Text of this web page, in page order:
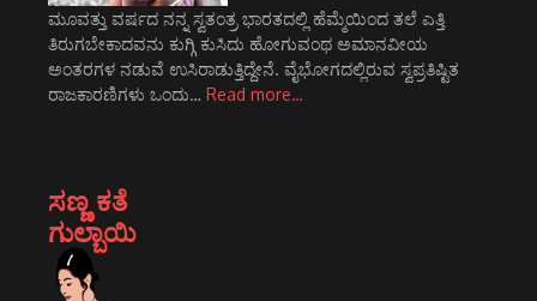
ಮೂವತ್ತು ವರ್ಷದ ನನ್ನ ಸ್ವತಂತ್ರ ಭಾರತದಲ್ಲಿ ಹೆಮ್ಮೆಯಿಂದ ತಲೆ ಎತ್ತಿ
ತಿರುಗಬೇಕಾದವನು ಕುಗ್ಗಿ ಕುಸಿದು ಹೋಗುವಂಥ ಅಮಾನವೀಯ
ಅಂತರಗಳ ನಡುವೆ ಉಸಿರಾಡುತ್ತಿದ್ದೇನೆ. ವೈಭೋಗದಲ್ಲಿರುವ ಸ್ವಪ್ರತಿಷ್ಟಿತ
ರಾಜಕಾರಣಿಗಳು ಒಂದು… Read more…
ಸಣ್ಣ ಕತೆ
ಗುಲ್ಬಾಯಿ